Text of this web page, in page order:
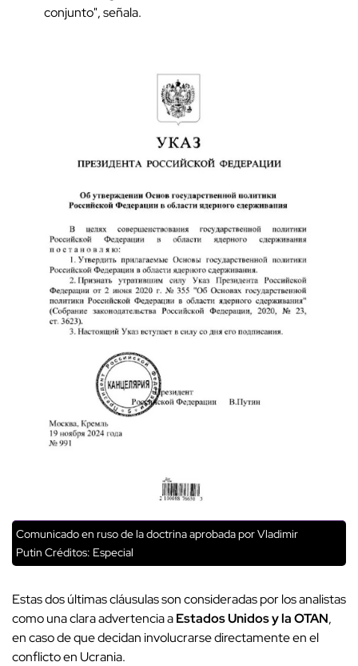
conjunto", señala.
Comunicado en ruso de la doctrina aprobada por Vladimir
Putin Créditos: Especial
Estas dos últimas cláusulas son consideradas por los analistas
como una clara advertencia aEstados Unidos y la OTAN,
en caso de que decidan involucrarse directamente en el
conflicto en Ucrania.